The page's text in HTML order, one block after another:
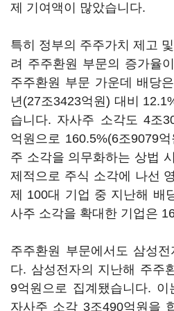
제 기여액이 많았습니다.
특히 정부의 주주가치 제고
려 주주환원 부문의 증가율
주주환원 부문 가운데 배당은
년(27조3423억원) 대비
습니다. 자사주 소각도 4조
억원으로 160.5%(6조9079억
주 소각을 의무화하는 상법
제적으로 주식 소각에 나선
제
100대 기업 중 지난해 배
사주 소각을 확대한 기업은
주주환원 부문에서도 삼성전
다. 삼성전자의 지난해 주주
9억원으로 집계됐습니다. 이
자사주 소각 3조490억원을